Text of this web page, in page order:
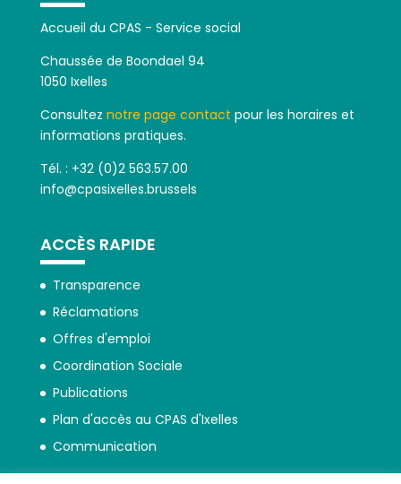
Accueil du CPAS - Service social
Chaussée de Boondael 94
1050 Ixelles
Consultez notre page contact pour les horaires et
informations pratiques.
Tél. : +32 (0)2 563.57.00
info@cpasixelles.brussels
ACCÈS RAPIDE
Transparence
Réclamations
Offres d'emploi
Coordination Sociale
Publications
Plan d'accès au CPAS d'Ixelles
Communication